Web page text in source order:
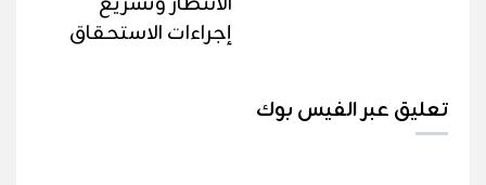
إجراءات الاستحقاق
تعليق عبر الفيس بوك